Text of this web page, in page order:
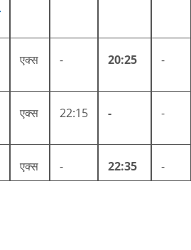
एक्स - 20:25 -
एक्स 22:15 - -
एक्स - 22:35 -